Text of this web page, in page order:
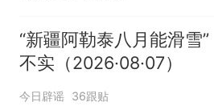
“新疆阿勒泰八月能滑雪”
不实（2026·08·07）
今日辟谣 36跟贴